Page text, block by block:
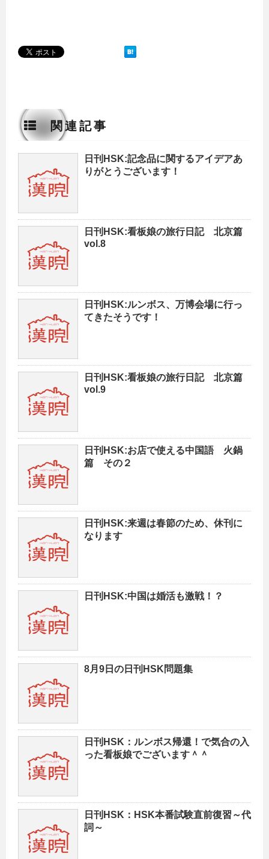
関連記事
日刊HSK:記念品に関するアイデアあ
りがとうございます！
日刊HSK:看板娘の旅行日記 北京篇
vol.8
日刊HSK:ルンボス、万博会場に行っ
てきたそうです！
日刊HSK:看板娘の旅行日記 北京篇
vol.9
日刊HSK:お店で使える中国語 火鍋
篇 その２
日刊HSK:来週は春節のため、休刊に
なります
日刊HSK:中国は婚活も激戦！？
8月9日の日刊HSK問題集
日刊HSK：ルンボス帰還！で気合の入
った看板娘でございます＾＾
日刊HSK：HSK本番試験直前復習～代
詞～